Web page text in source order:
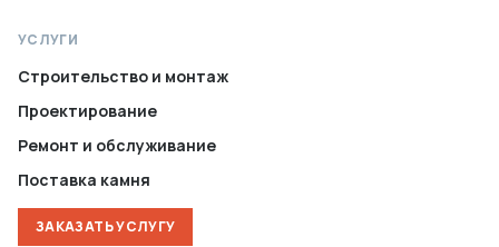
УСЛУГИ
Строительство и монтаж
Проектирование
Ремонт и обслуживание
Поставка камня
ЗАКАЗАТЬ УСЛУГУ